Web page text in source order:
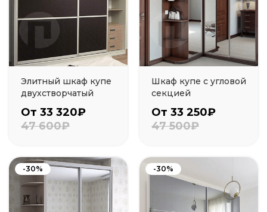
Элитный шкаф купе
двухстворчатый
От 33 320₽
47 600₽
Шкаф купе с угловой
секцией
От 33 250₽
47 500₽
-30% -30%